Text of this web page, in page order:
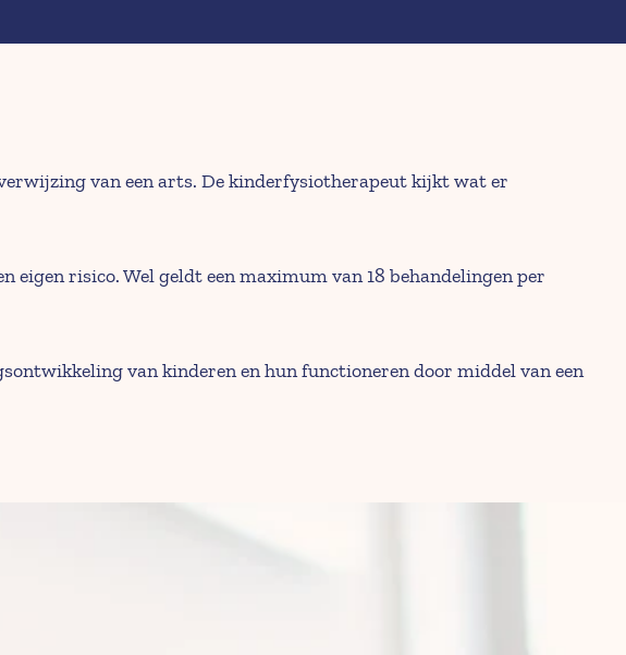
van een arts. De kinderfysiotherapeut kijkt wat er
risico. Wel geldt een maximum van 18 behandelingen per
van kinderen en hun functioneren door middel van een